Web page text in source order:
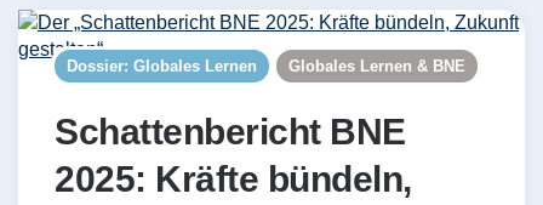
Dossier: Globales Lernen Globales Lernen & BNE
Schattenbericht BNE
2025: Kräfte bündeln,